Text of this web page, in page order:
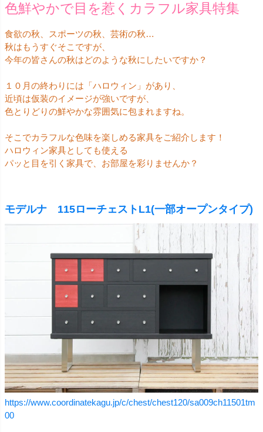
色鮮やかで目を惹くカラフル家具特集
食欲の秋、スポーツの秋、芸術の秋…
秋はもうすぐそこですが、
今年の皆さんの秋はどのような秋にしたいですか？
１０月の終わりには「ハロウィン」があり、
近頃は仮装のイメージが強いですが、
色とりどりの鮮やかな雰囲気に包まれますね。
そこでカラフルな色味を楽しめる家具をご紹介します！
ハロウィン家具としても使える
パッと目を引く家具で、お部屋を彩りませんか？
モデルナ 115ローチェストL1(一部オープンタイプ)
https://www.coordinatekagu.jp/c/chest/chest120/sa009ch11501tm
00